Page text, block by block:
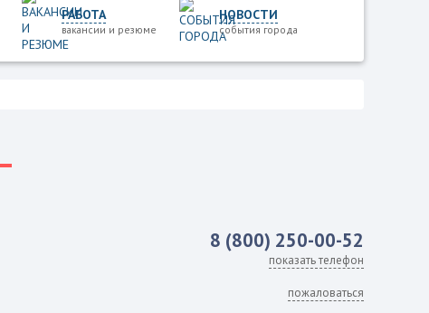
РАБОТА
вакансии и резюме
НОВОСТИ
события города
8 (800) 250-00-52
показать телефон
пожаловаться